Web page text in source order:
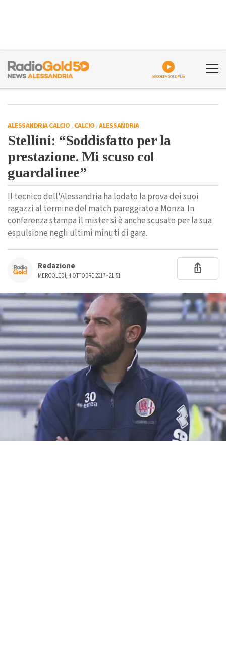
ASCOLTA GOLDPLAY
ALESSANDRIA CALCIO-CALCIO-ALESSANDRIA
Stellini: “Soddisfatto per la
prestazione. Mi scuso col
guardalinee”
Il tecnico dell'Alessandria ha lodato la prova dei suoi
ragazzi al termine del match pareggiato a Monza. In
conferenza stampa il mister si è anche scusato per la sua
espulsione negli ultimi minuti di gara.
Redazione
MERCOLEDÌ, 4 OTTOBRE 2017 - 21:51